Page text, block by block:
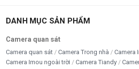
DANH MỤC SẢN PHẨM
Camera quan sát
Camera quan sát Camera Trong nhà Camera
Camera Imou ngoài trời
Camera Tiandy